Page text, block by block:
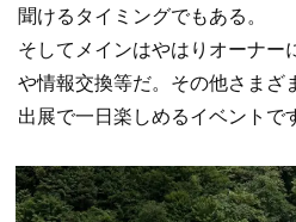
聞けるタイミングでもある。
そしてメインはやはりオーナー
や情報交換等だ。その他さまざ
出展で一日楽しめるイベントで